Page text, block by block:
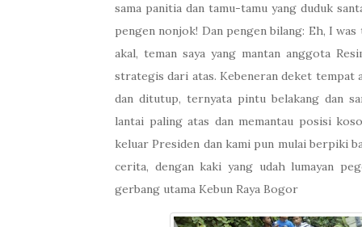
sama panitia dan tamu-tamu yang duduk
pengen nonjok! Dan pengen bilang: Eh, I
akal, teman saya yang mantan anggota
strategis dari atas. Kebeneran deket tempat
dan ditutup, ternyata pintu belakang dan
lantai paling atas dan memantau posisi
keluar Presiden dan kami pun mulai berpiki
cerita, dengan kaki yang udah lumayan
gerbang utama Kebun Raya Bogor